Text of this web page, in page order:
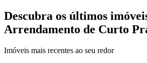
Descubra os últimos
Arrendamento de Curto
Imóveis mais recentes ao seu redor